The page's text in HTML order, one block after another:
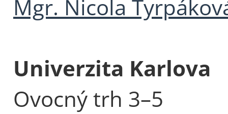
Mgr. Nicola
Univerzita Karlova
Ovocný trh 3–5